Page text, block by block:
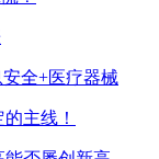
全+医疗器械
主线！